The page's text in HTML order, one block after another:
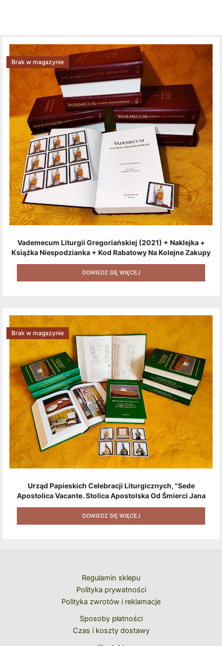
Vademecum Liturgii Gregoriańskiej (2021) + Naklejka +
Książka Niespodzianka + Kod Rabatowy Na Kolejne Zakupy
+ Gratis (książka W Formacie Elektronicznym) [zestaw 3
Produktów + Kod Rabatowy + Gratis]
Brak w magazynie
DOWIEDZ SIĘ WIĘCEJ
Urząd Papieskich Celebracji Liturgicznych, "Sede
Apostolica Vacante. Stolica Apostolska Od Śmierci Jana
Pawła II Do Wyboru Benedykta XVI" [2020] + Zestaw 6
Naklejek + Książka Niespodzianka + Kod Rabatowy Na
Kolejne Zakupy
Brak w magazynie
DOWIEDZ SIĘ WIĘCEJ
Regulamin sklepu
Polityka prywatności
Polityka zwrotów i reklamacje
Sposoby płatności
Czas i koszty dostawy